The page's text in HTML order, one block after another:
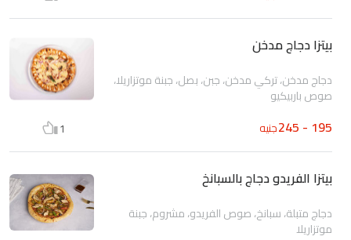
بيتزا دجاج مدخن
دجاج مدخن، تركي مدخن، جبن، بصل، جبنة موتزاريلا،
صوص باربيكيو
195 - 245 جنيه 1
بيتزا الفريدو دجاج بالسبانخ
دجاج متبلة، سبانخ، صوص الفريدو، مشروم، جبنة
موتزاريلا